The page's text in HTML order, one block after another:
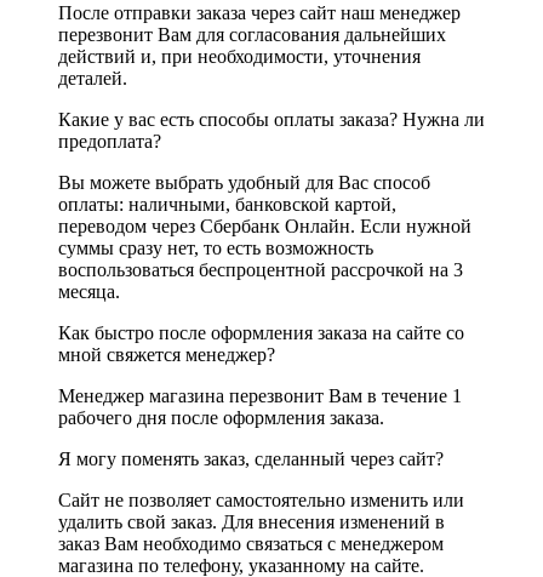
После отправки заказа через сайт наш менеджер
перезвонит Вам для согласования дальнейших
действий и, при необходимости, уточнения
деталей.
Какие у вас есть способы оплаты заказа? Нужна ли
предоплата?
Вы можете выбрать удобный для Вас способ
оплаты: наличными, банковской картой,
переводом через Сбербанк Онлайн. Если нужной
суммы сразу нет, то есть возможность
воспользоваться беспроцентной рассрочкой на 3
месяца.
Как быстро после оформления заказа на сайте со
мной свяжется менеджер?
Менеджер магазина перезвонит Вам в течение 1
рабочего дня после оформления заказа.
Я могу поменять заказ, сделанный через сайт?
Сайт не позволяет самостоятельно изменить или
удалить свой заказ. Для внесения изменений в
заказ Вам необходимо связаться с менеджером
магазина по телефону, указанному на сайте.